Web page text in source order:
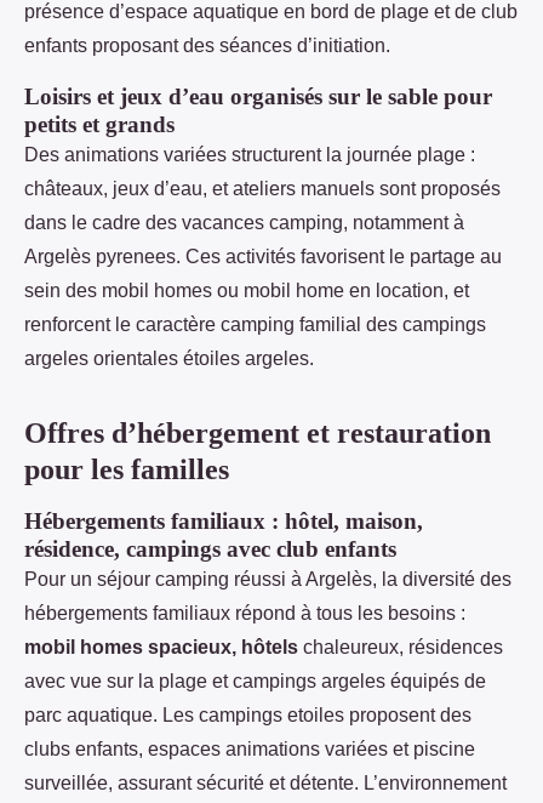
présence d’espace aquatique en bord de plage et de club
enfants proposant des séances d’initiation.
Loisirs et jeux d’eau organisés sur le sable pour
petits et grands
Des animations variées structurent la journée plage :
châteaux, jeux d’eau, et ateliers manuels sont proposés
dans le cadre des vacances camping, notamment à
Argelès pyrenees. Ces activités favorisent le partage au
sein des mobil homes ou mobil home en location, et
renforcent le caractère camping familial des campings
argeles orientales étoiles argeles.
Offres d’hébergement et restauration
pour les familles
Hébergements familiaux : hôtel, maison,
résidence, campings avec club enfants
Pour un séjour camping réussi à Argelès, la diversité des
hébergements familiaux répond à tous les besoins :
mobil homes spacieux, hôtels chaleureux, résidences
avec vue sur la plage et campings argeles équipés de
parc aquatique. Les campings etoiles proposent des
clubs enfants, espaces animations variées et piscine
surveillée, assurant sécurité et détente. L’environnement